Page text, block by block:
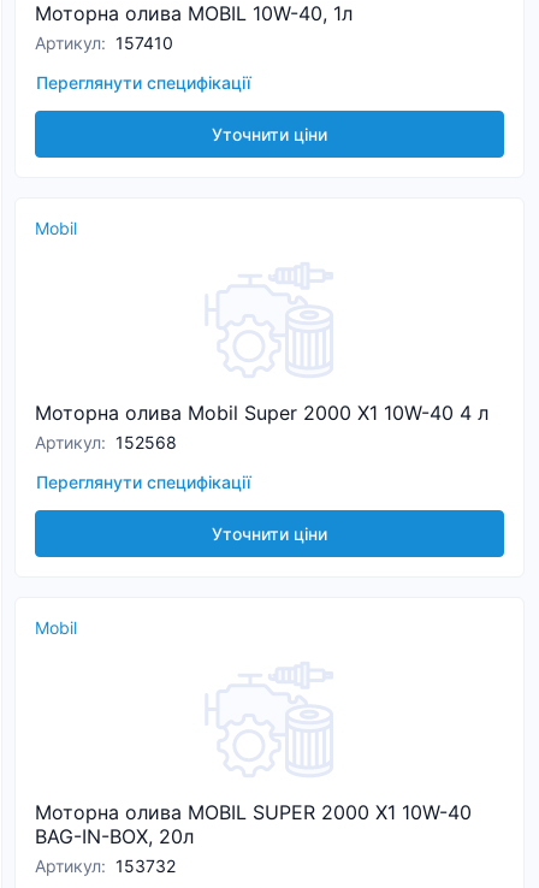
Моторна олива MOBIL 10W-40, 1л
Артикул: 157410
Переглянути специфікації
Уточнити ціни
Mobil
Моторна олива Mobil Super 2000 X1 10W-40 4 л
Артикул: 152568
Переглянути специфікації
Уточнити ціни
Mobil
Моторна олива MOBIL SUPER 2000 X1 10W-40
BAG-IN-BOX, 20л
Артикул: 153732